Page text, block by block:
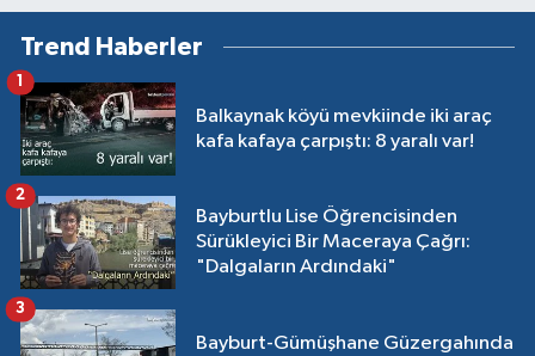
Trend Haberler
Balkaynak köyü mevkiinde iki araç
kafa kafaya çarpıştı: 8 yaralı var!
1
Bayburtlu Lise Öğrencisinden
Sürükleyici Bir Maceraya Çağrı:
"Dalgaların Ardındaki"
2
Bayburt-Gümüşhane Güzergahında
3